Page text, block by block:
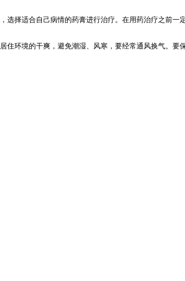
择适合自己病情的药膏进行治疗。在用药治疗之前
环境的干爽，避免潮湿、风寒，要经常通风换气。